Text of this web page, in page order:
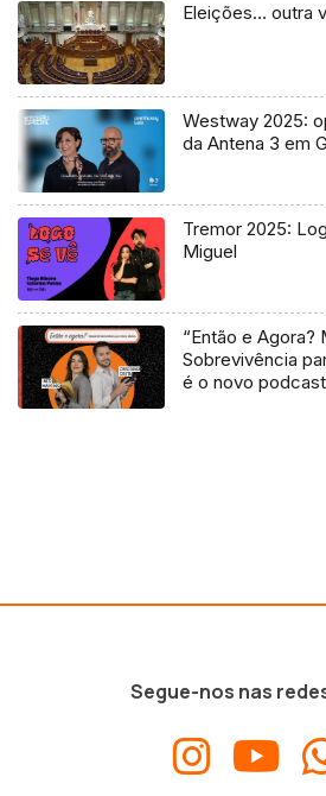
Eleições… outra
Westway 2025:
da Antena 3 em
Tremor 2025:
Miguel
“Então e Agora?
Sobrevivência
é o novo
Segue-nos nas